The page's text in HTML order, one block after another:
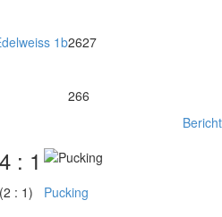
1b2627
266
Bericht
4 : 1
(2 : 1) Pucking